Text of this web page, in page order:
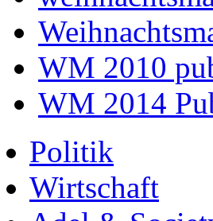
WM 2010
WM 2014
Politik
Wirtschaft